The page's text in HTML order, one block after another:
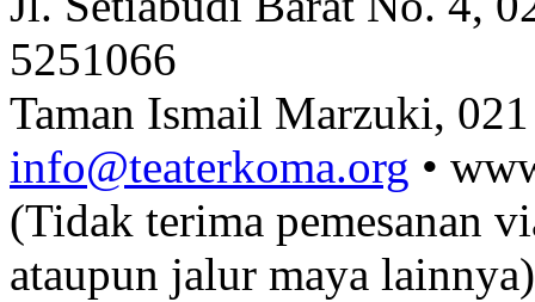
5251066
Taman Ismail Marzuki,
info@teaterkoma.org •
(Tidak terima pemesanan
ataupun jalur maya lainnya)